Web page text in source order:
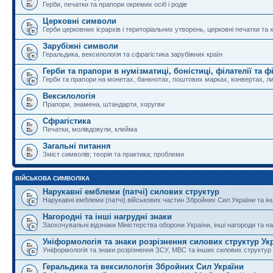
Герби, печатки та прапори окремих осіб і родів
Церковні символи
Герби церковних ієрархів і територіальних утворень, церковні печатки та
Зарубіжні символи
Геральдика, вексилологія та сфрагістика зарубіжних країн
Герби та прапори в нумізматиці, боністиці, філателії та
Герби та прапори на монетах, банкнотах, поштових марках, конвертах,
Вексилологія
Прапори, знамена, штандарти, хоругви
Сфрагістика
Печатки, молівдовули, клейма
Загальні питання
Зміст символів; теорія та практика; проблеми
ВІЙСЬКОВА СИМВОЛІКА
Нарукавні емблеми (патчі) силових структур
Нарукавні емблеми (патчі) військових частин Збройних Сил України та
Нагородні та інші нагрудні знаки
Заохочувальні відзнаки Міністерства оборони України, інші нагороди та
Уніформологія та знаки розрізнення силових структур
Уніформологія та знаки розрізнення ЗСУ, МВС та інших силових структур
Геральдика та вексилологія Збройних Сил України